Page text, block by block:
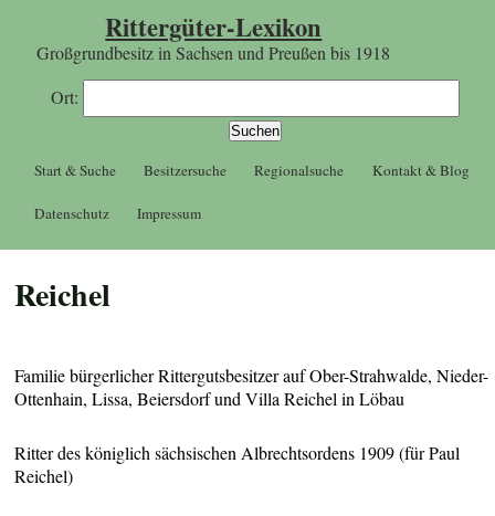
Rittergüter-Lexikon
Großgrundbesitz in Sachsen und Preußen bis 1918
Ort:
Start & Suche Besitzersuche Regionalsuche Kontakt & Blog
Datenschutz Impressum
Reichel
Familie bürgerlicher Rittergutsbesitzer auf Ober-Strahwalde, Nieder-
Ottenhain, Lissa, Beiersdorf und Villa Reichel in Löbau
Ritter des königlich sächsischen Albrechtsordens 1909 (für Paul
Reichel)